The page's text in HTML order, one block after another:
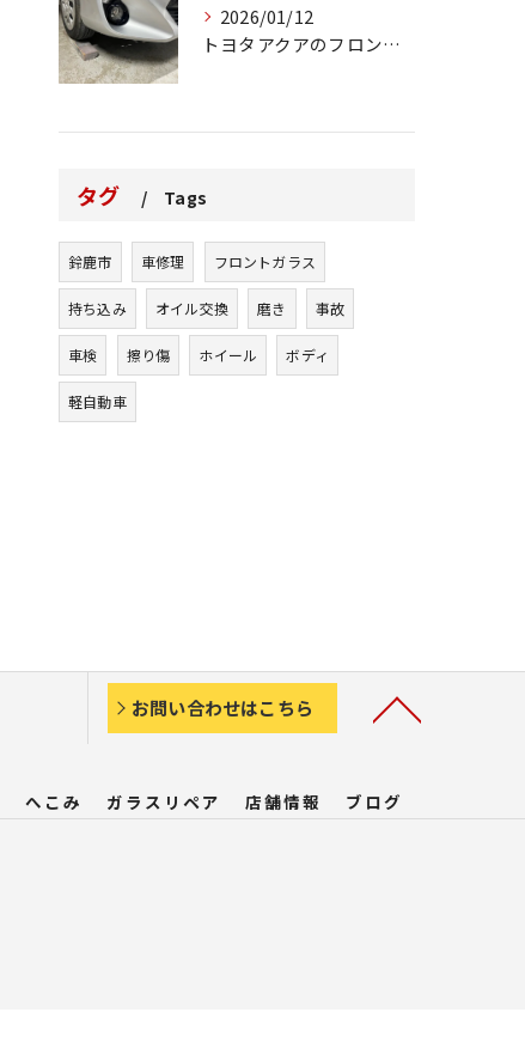
2026/01/12
トヨタアクアのフロントバンパーの右下側を縁石にぶつけてできた...
タグ Tags
鈴鹿市 車修理 フロントガラス
持ち込み オイル交換 磨き 事故
車検 擦り傷 ホイール ボディ
軽自動車
お問い合わせはこちら
へこみ ガラスリペア 店舗情報
ブログ